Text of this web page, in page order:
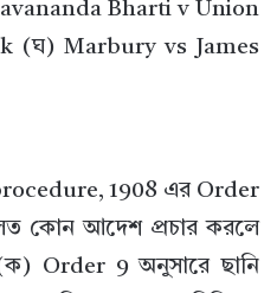
Bharti v Union
(ঘ) Marbury vs James
1908 এর Order
কোন আদেশ প্রচার করলে
(ক) Order 9 অনুসারে ছানি